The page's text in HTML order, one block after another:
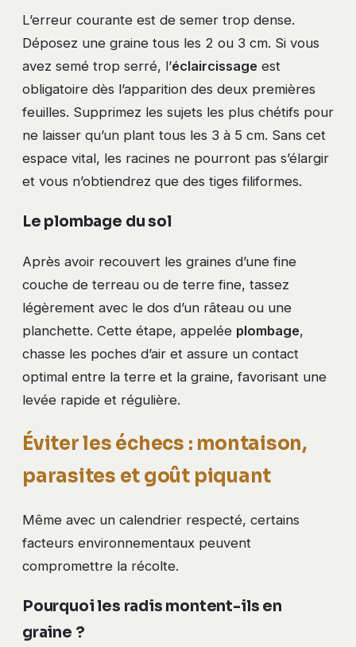
L’erreur courante est de semer trop dense.
Déposez une graine tous les 2 ou 3 cm. Si vous
avez semé trop serré, l’éclaircissage est
obligatoire dès l’apparition des deux premières
feuilles. Supprimez les sujets les plus chétifs pour
ne laisser qu’un plant tous les 3 à 5 cm. Sans cet
espace vital, les racines ne pourront pas s’élargir
et vous n’obtiendrez que des tiges filiformes.
Le plombage du sol
Après avoir recouvert les graines d’une fine
couche de terreau ou de terre fine, tassez
légèrement avec le dos d’un râteau ou une
planchette. Cette étape, appelée plombage,
chasse les poches d’air et assure un contact
optimal entre la terre et la graine, favorisant une
levée rapide et régulière.
Éviter les échecs : montaison,
parasites et goût piquant
Même avec un calendrier respecté, certains
facteurs environnementaux peuvent
compromettre la récolte.
Pourquoi les radis montent-ils en
graine ?